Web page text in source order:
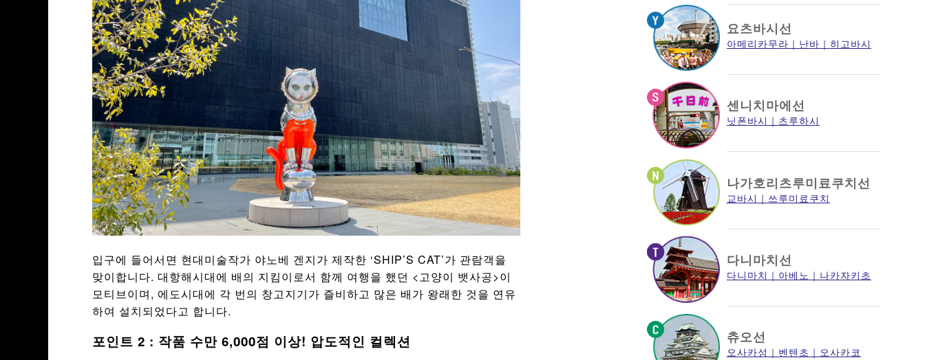
입구에 들어서면 현대미술작가 야노베 겐지가 제작한 ‘SHIP’S CAT’가 관람객을
맞이합니다. 대항해시대에 배의 지킴이로서 함께 여행을 했던 <고양이 뱃사공>이
모티브이며, 에도시대에 각 번의 창고지기가 즐비하고 많은 배가 왕래한 것을 연유
하여 설치되었다고 합니다.
포인트 2 : 작품 수만 6,000점 이상! 압도적인 컬렉션
요츠바시선
아메리카무라 난바 히고바시
센니치마에선
닛폰바시 츠루하시
나가호리츠루미료쿠치선
교바시 쓰루미료쿠치
다니마치선
다니마치 아베노 나카자키초
츄오선
오사카성 벤텐초 오사카코